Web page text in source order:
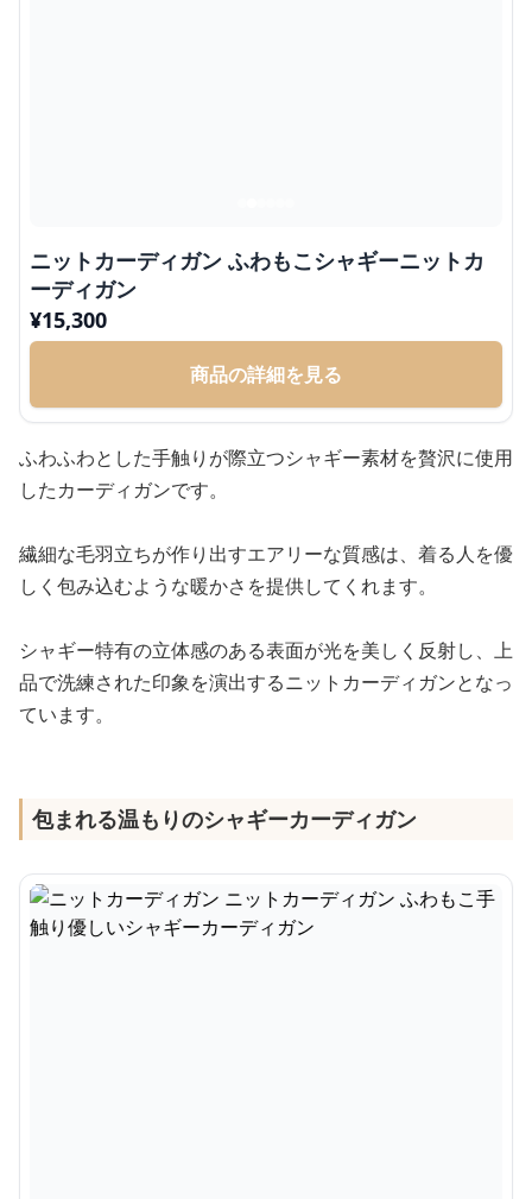
ニットカーディガン ふわもこシャギーニットカ
ーディガン
¥15,300
商品の詳細を見る
ふわふわとした手触りが際立つシャギー素材を贅沢に使用
したカーディガンです。
繊細な毛羽立ちが作り出すエアリーな質感は、着る人を優
しく包み込むような暖かさを提供してくれます。
シャギー特有の立体感のある表面が光を美しく反射し、上
品で洗練された印象を演出するニットカーディガンとなっ
ています。
包まれる温もりのシャギーカーディガン